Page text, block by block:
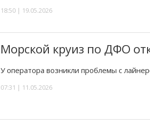
18:50 | 19.05.2026
Морской круиз по ДФО
У оператора возникли проблемы с
07:31 | 11.05.2026